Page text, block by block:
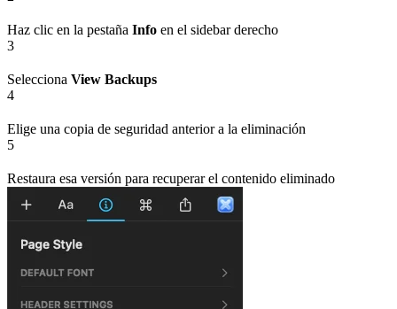
Haz clic en la pestaña Info en el sidebar derecho
3
Selecciona View Backups
4
Elige una copia de seguridad anterior a la eliminación
5
Restaura esa versión para recuperar el contenido eliminado